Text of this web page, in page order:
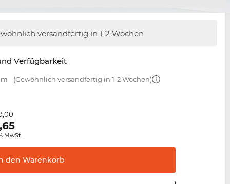
versandfertig in 1-2 Wochen
Verfügbarkeit
(Gewöhnlich versandfertig in 1-2 Wochen)
MwSt.
den Warenkorb